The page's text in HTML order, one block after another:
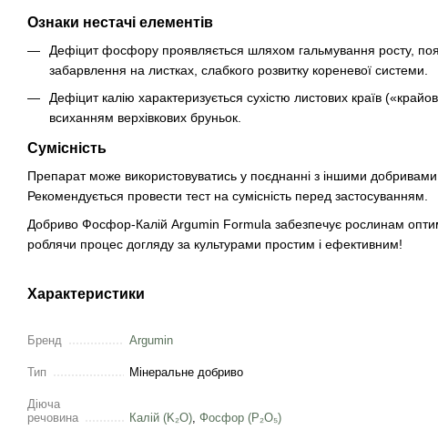
Ознаки нестачі елементів
Дефіцит фосфору проявляється шляхом гальмування росту,
забарвлення на листках, слабкого розвитку кореневої системи.
Дефіцит калію характеризується сухістю листових країв
всиханням верхівкових бруньок.
Сумісність
Препарат може використовуватись у поєднанні з іншими
Рекомендується провести тест на сумісність перед застосуванням.
Добриво Фосфор-Калій Argumin Formula забезпечує рослинам
роблячи процес догляду за культурами простим і ефективним!
Характеристики
Бренд Argumin
Тип Мінеральне добриво
Діюча
речовина
Калій (K₂O) Фосфор (Р₂О₅)